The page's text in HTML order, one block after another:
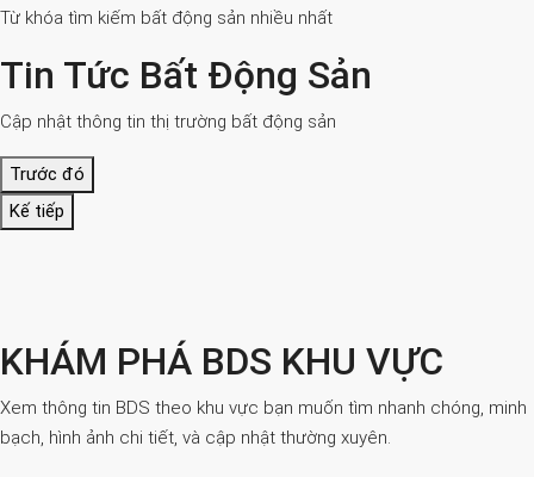
Từ khóa tìm kiếm bất động sản nhiều nhất
Tin Tức Bất Động Sản
Cập nhật thông tin thị trường bất động sản
Trước đó
Kế tiếp
KHÁM PHÁ BDS KHU VỰC
Xem thông tin BDS theo khu vực bạn muốn tìm nhanh chóng, minh
bạch, hình ảnh chi tiết, và cập nhật thường xuyên.